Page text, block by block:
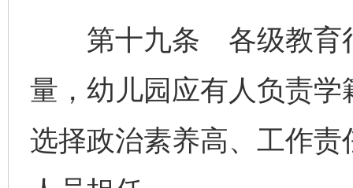
第十九条 各级教育行
量，幼儿园应有人负责
选择政治素养高、工作